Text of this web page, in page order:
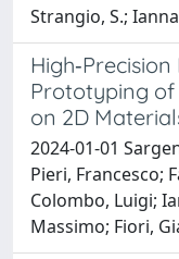
Strangio, S.;
Prototyping of
on 2D
2024-01-01
Pieri, Francesco;
Colombo, Luigi;
Massimo; Fiori,